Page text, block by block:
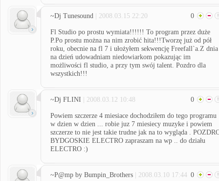
~Dj Tunesound | 2008.03.15 22:20 0
Fl Studio po prostu wymiata!!!!!! To program przez duże
P.Po prostu można na nim zrobić hita!!!Tworzę już od pół
roku, obecnie na fl 7 i ułożyłem sekwencję Freefall`a.Z dnia
na dzień udowadniam niedowiarkom pokazując im
możliwości fl studio, a przy tym swój talent. Pozdro dla
wszystkich!!!
~Dj FLINI | 2008.03.12 10:48 0
Powiem szczerze 4 miesiace dochodziłem do tego programu
w dzien w dzien ... robie juz 7 miesiecy muzyke i powiem
szczerze to nie jest takie trudne jak na to wygląda .
BYDGOSKIE ELECTRO zapraszam na wp .. do działu
ELECTRO :)
~P@mp by Bumpin_Brothers | 2008.03.10 17:44 0